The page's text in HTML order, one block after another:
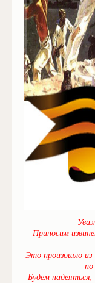
Приносим
Это произошло
Будем